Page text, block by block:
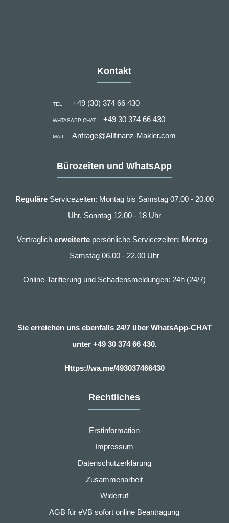
Kontakt
TEL +49 (30) 374 66 430
WHTASAPP-CHAT +49 30 374 66 430
MAIL Anfrage@Allfinanz-Makler.com
Bürozeiten und WhatsApp
ReguläreServicezeiten: Montag bis Samstag 07.00 - 20.00
Uhr, Sonntag 12.00 - 18 Uhr
Vertraglicherweiterte persönliche Servicezeiten: Montag -
Samstag 06.00 - 22.00 Uhr
Online-Tarifierung und Schadensmeldungen: 24h (24/7)
Sie erreichen uns ebenfalls 24/7 über WhatsApp-CHAT
unter +49 30 374 66 430.
Https://wa.me/493037466430
Rechtliches
Erstinformation
Impressum
Datenschutzerklärung
Zusammenarbeit
Widerruf
AGB für eVB sofort online Beantragung